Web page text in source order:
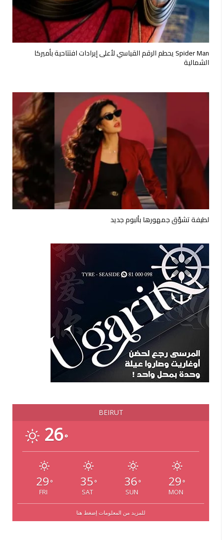
Spider Man يحطم الرقم القياسي لأعلى إيرادات افتتاحية بأميركا
الشمالية
لطيفة تشوّق جمهورها بألبوم جديد
BEIRUT
26°
29 °
FRI
35 °
SAT
36 °
SUN
29 °
MON
للمزيد من المعلومات إضغط هنا